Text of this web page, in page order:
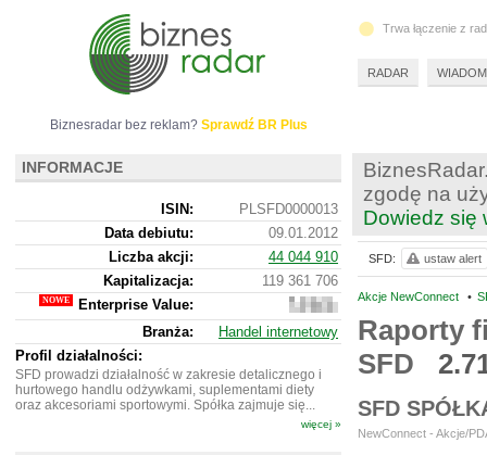
zgodę na
Dowiedz się
Akcje NewConnect •
Raporty
SFD
SFD
NewConnect - Akcje/
SFD: ustaw alert
Biznesradar bez reklam? Sprawdź BR Plus
INFORMACJE
ISIN:
PLSFD0000013
Data debiutu:
09.01.2012
Liczba akcji:
44 044 910
Kapitalizacja:
119 361 706
Enterprise Value:
146
227
706
Branża:
Handel internetowy
Profil działalności:
SFD prowadzi działalność w zakresie detalicznego i
hurtowego handlu odżywkami, suplementami diety
oraz akcesoriami sportowymi. Spółka zajmuje się...
więcej »
Trwa łączenie z
RADAR